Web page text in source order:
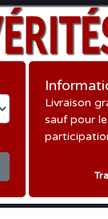
Livraison
sauf pour